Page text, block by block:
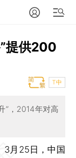
提供200
T中
”，2014年对高
3月25日，中国